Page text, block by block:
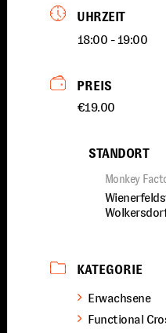
UHRZEIT
18:00 - 19:00
PREIS
€19.00
STANDORT
Monkey
KATEGORIE
Erwachsene
Functional